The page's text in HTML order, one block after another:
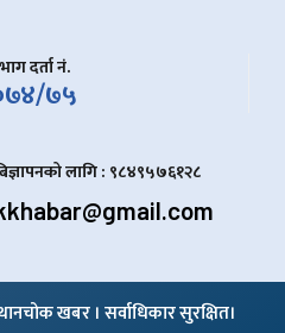
दर्ता नं.
७५
लागि : ९८४९५७६१२८
खबर । सर्वाधिकार सुरक्षित।